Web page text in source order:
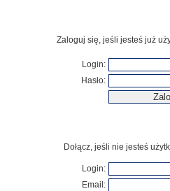
Zaloguj się, jeśli jesteś już
Login:
Hasło:
Dołącz, jeśli nie jesteś
Login:
Email: